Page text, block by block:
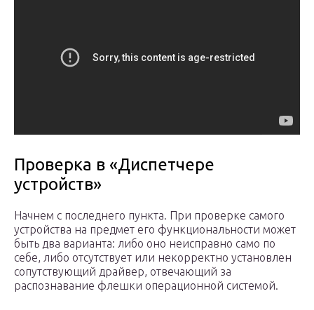
Проверка в «Диспетчере
устройств»
Начнем с последнего пункта. При проверке самого
устройства на предмет его функциональности может
быть два варианта: либо оно неисправно само по
себе, либо отсутствует или некорректно установлен
сопутствующий драйвер, отвечающий за
распознавание флешки операционной системой.